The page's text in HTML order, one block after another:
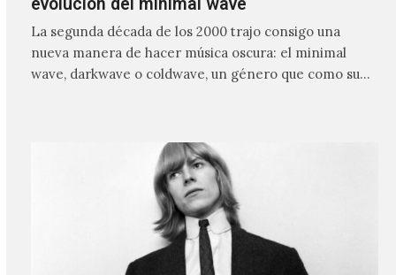
La segunda década de los 2000 trajo consigo una
nueva manera de hacer música oscura: el minimal
wave, darkwave o coldwave, un género que como su